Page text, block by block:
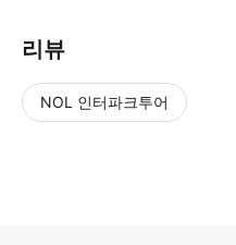
리뷰
NOL 인터파크투어